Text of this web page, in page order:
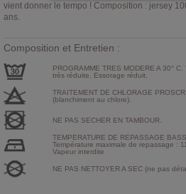
vient donner le tempo ! Composition : jersey
ans.
Composition et Entretien :
PROGRAMME TRES MODERE A 30°
très réduite. Essorage réduit.
TRAITEMENT DE CHLORAGE
(blanchiment au chlore).
NE PAS SECHER EN TAMBOUR.
TEMPERATURE DE REPASSAGE
Température maximale de repassage :
Vapeur interdite
NE PAS NETTOYER A SEC (ne pas